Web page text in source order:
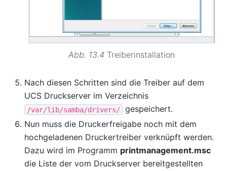
Abb. 13.4 Treiberinstallation
Nach diesen Schritten sind die Treiber auf dem
UCS Druckserver im Verzeichnis
/var/lib/samba/drivers/
gespeichert.
Nun muss die Druckerfreigabe noch mit dem
hochgeladenen Druckertreiber verknüpft werden.
Dazu wird im Programm printmanagement.msc
die Liste der vom Druckserver bereitgestellten